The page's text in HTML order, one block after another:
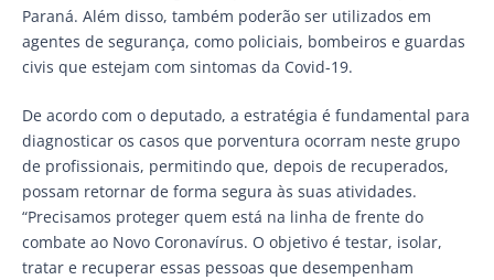
Paraná. Além disso, também poderão ser utilizados em
agentes de segurança, como policiais, bombeiros e guardas
civis que estejam com sintomas da Covid-19.
De acordo com o deputado, a estratégia é fundamental para
diagnosticar os casos que porventura ocorram neste grupo
de profissionais, permitindo que, depois de recuperados,
possam retornar de forma segura às suas atividades.
“Precisamos proteger quem está na linha de frente do
combate ao Novo Coronavírus. O objetivo é testar, isolar,
tratar e recuperar essas pessoas que desempenham